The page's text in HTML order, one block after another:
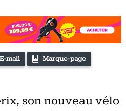
E-mail Marque-page
son nouveau vélo